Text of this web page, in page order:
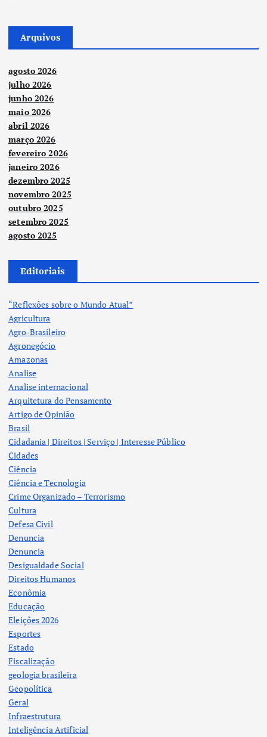
Arquivos
agosto 2026
julho 2026
junho 2026
maio 2026
abril 2026
março 2026
fevereiro 2026
janeiro 2026
dezembro 2025
novembro 2025
outubro 2025
setembro 2025
agosto 2025
Editoriais
“Reflexões sobre o Mundo Atual”
Agricultura
Agro-Brasileiro
Agronegócio
Amazonas
Analise
Analise internacional
Arquitetura do Pensamento
Artigo de Opinião
Brasil
Cidadania | Direitos | Serviço | Interesse Público
Cidades
Ciência
Ciência e Tecnologia
Crime Organizado – Terrorismo
Cultura
Defesa Civil
Denuncia
Denuncia
Desigualdade Social
Direitos Humanos
Econômia
Educação
Eleições 2026
Esportes
Estado
Fiscalização
geologia brasileira
Geopolítica
Geral
Infraestrutura
Inteligência Artificial